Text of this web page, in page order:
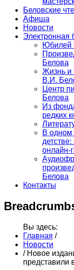
Беловские
Афиша
Новости
Электронная
Юбилей
Белова
Жизнь и
В.И.
Центр
Белова
Из
редких
В одном
детстве:
онлайн-
Белова
Контакты
Вы здесь:
Главная /
Новости
/ Новое
представили